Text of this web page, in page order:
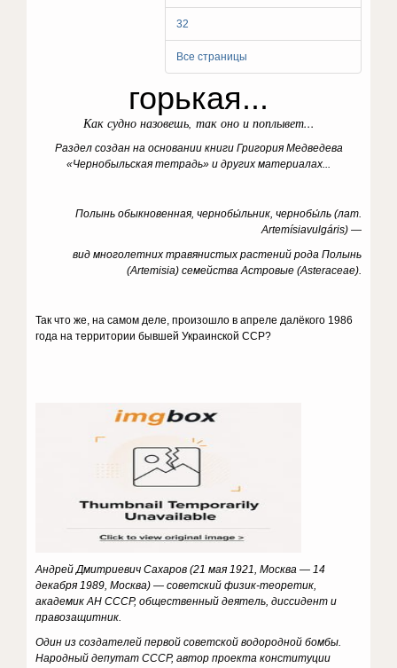
32
Все страницы
горькая...
Как судно назовешь, так оно и поплывет...
Раздел создан на основании книги Григория Медведева
«Чернобыльская тетрадь» и других материалах...
Полынь обыкновенная, чернобы́льник, чернобы́ль (лат.
Artemísiavulgáris) —
вид многолетних травянистых растений рода Полынь
(Artemisia) семейства Астровые (Asteraceae).
Так что же, на самом деле, произошло в апреле далёкого 1986
года на территории бывшей Украинской ССР?
Андрей Дмитриевич Сахаров (21 мая 1921, Москва — 14
декабря 1989, Москва) — советский физик-теоретик,
академик АН СССР, общественный деятель, диссидент и
правозащитник.
Один из создателей первой советской водородной бомбы.
Народный депутат СССР, автор проекта конституции